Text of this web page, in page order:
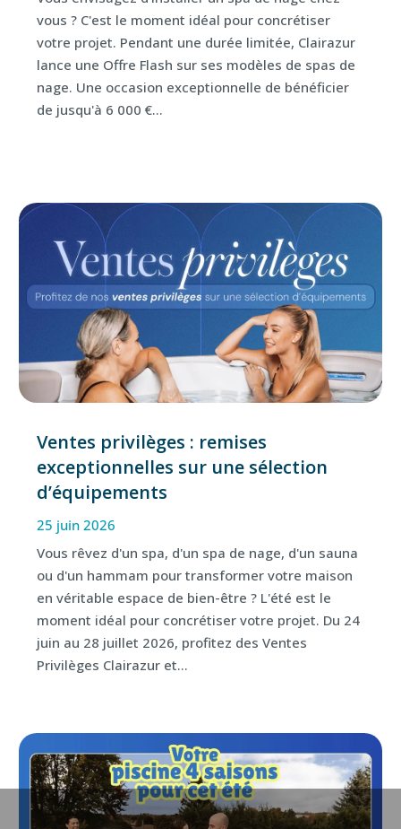
vous ? C'est le moment idéal pour concrétiser
votre projet. Pendant une durée limitée, Clairazur
lance une Offre Flash sur ses modèles de spas de
nage. Une occasion exceptionnelle de bénéficier
de jusqu'à 6 000 €...
Ventes privilèges : remises
exceptionnelles sur une sélection
d’équipements
25 juin 2026
Vous rêvez d'un spa, d'un spa de nage, d'un sauna
ou d'un hammam pour transformer votre maison
en véritable espace de bien-être ? L'été est le
moment idéal pour concrétiser votre projet. Du 24
juin au 28 juillet 2026, profitez des Ventes
Privilèges Clairazur et...